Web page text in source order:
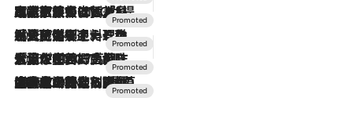
2026.7.31
【ホテル帰省】という選択肢をOMOが提案。家族とほどよい距離を保つには「昼は実家、夜は気兼ねなくホテルで！」
2026.7.24
【夏限定ディナーコース】旬を迎える稚鮎や花ズッキーニなどをイタリア・トスカーナの郷土料理の手法で満喫！
2026.7.17
「土佐和ハーブかき氷」がOMO7高知に登場！生姜、山椒、大葉など目にも舌にも涼を呼ぶ郷土の味
2026.7.10
NEW OPEN！【界 草津】名湯の地に誕生。趣の異なる2種の温泉と上州ならではの会席・蕎麦割烹など美食を味わう究極の癒やし旅